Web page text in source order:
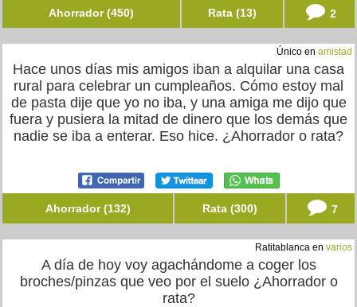
Ahorrador (450) Rata (13) 2
Único en amistad
Hace unos días mis amigos iban a alquilar una casa
rural para celebrar un cumpleaños. Cómo estoy mal
de pasta dije que yo no iba, y una amiga me dijo que
fuera y pusiera la mitad de dinero que los demás que
nadie se iba a enterar. Eso hice. ¿Ahorrador o rata?
Ahorrador (132) Rata (300) 7
Ratitablanca en varios
A día de hoy voy agachándome a coger los
broches/pinzas que veo por el suelo ¿Ahorrador o
rata?